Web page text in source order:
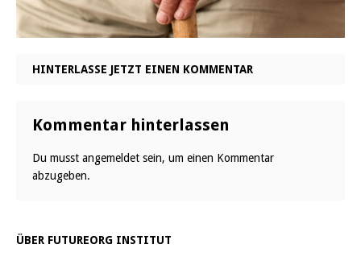
HINTERLASSE JETZT EINEN KOMMENTAR
Kommentar hinterlassen
Du musst angemeldet sein, um einen Kommentar
abzugeben.
ÜBER FUTUREORG INSTITUT